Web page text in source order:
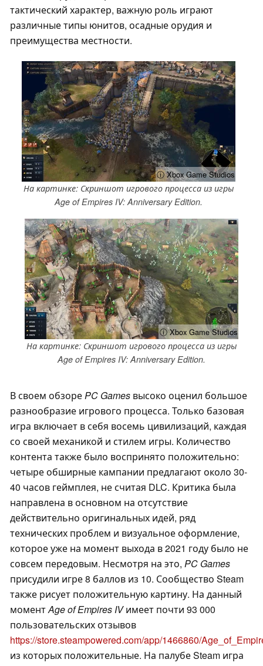
тактический характер, важную роль играют
различные типы юнитов, осадные орудия и
преимущества местности.
ⓘ Xbox Game Studios
На картинке: Скриншот игрового процесса из игры
Age of Empires IV: Anniversary Edition.
ⓘ Xbox Game Studios
На картинке: Скриншот игрового процесса из игры
Age of Empires IV: Anniversary Edition.
В своем обзореPC Games высоко оценил большое
разнообразие игрового процесса. Только базовая
игра включает в себя восемь цивилизаций, каждая
со своей механикой и стилем игры. Количество
контента также было воспринято положительно:
четыре обширные кампании предлагают около 30-
40 часов геймплея, не считая DLC. Критика была
направлена в основном на отсутствие
действительно оригинальных идей, ряд
технических проблем и визуальное оформление,
которое уже на момент выхода в 2021 году было не
совсем передовым. Несмотря на это, PC Games
присудили игре 8 баллов из 10. Сообщество Steam
также рисует положительную картину. На данный
моментAge of Empires IVимеет почти 93 000
пользовательских отзывов
https://store.steampowered.com/app/1466860/
из которых положительные. На палубе Steam игра